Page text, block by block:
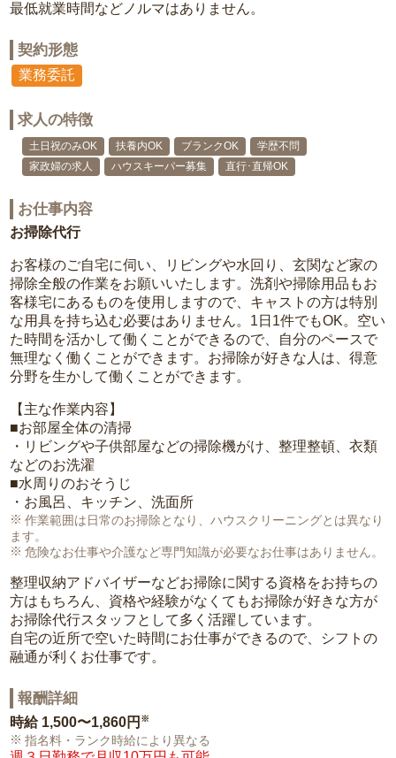
最低就業時間などノルマはありません。
契約形態
業務委託
求人の特徴
土日祝のみOK 扶養内OK ブランクOK
学歴不問
家政婦の求人
ハウスキーパー募集 直行･直帰OK
お仕事内容
お掃除代行
お客様のご自宅に伺い、リビングや水回り、玄関など家の
掃除全般の作業をお願いいたします。洗剤や掃除用品もお
客様宅にあるものを使用しますので、キャストの方は特別
な用具を持ち込む必要はありません。1日1件でもOK。空い
た時間を活かして働くことができるので、自分のペースで
無理なく働くことができます。お掃除が好きな人は、得意
分野を生かして働くことができます。
【主な作業内容】
■お部屋全体の清掃
・リビングや子供部屋などの掃除機がけ、整理整頓、衣類
などのお洗濯
■水周りのおそうじ
・お風呂、キッチン、洗面所
作業範囲は日常のお掃除となり、ハウスクリーニングとは異なり
ます。
危険なお仕事や介護など専門知識が必要なお仕事はありません。
整理収納アドバイザーなどお掃除に関する資格をお持ちの
方はもちろん、資格や経験がなくてもお掃除が好きな方が
お掃除代行スタッフとして多く活躍しています。
自宅の近所で空いた時間にお仕事ができるので、シフトの
融通が利くお仕事です。
報酬詳細
時給 1,500〜1,860円 ※
指名料・ランク時給により異なる